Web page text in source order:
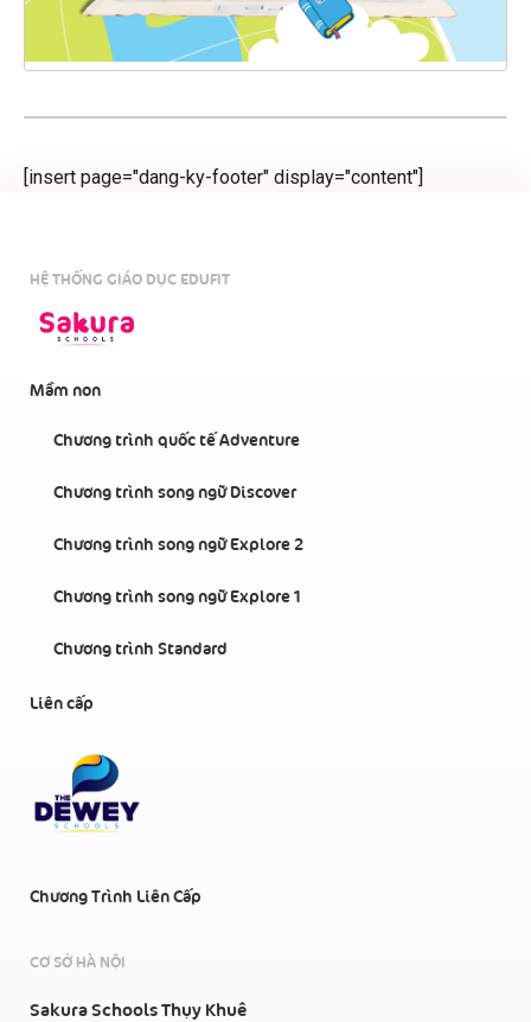
[insert page="dang-ky-footer" display="content"]
HỆ THỐNG GIÁO DỤC EDUFIT
Mầm non
Chương trình quốc tế Adventure
Chương trình song ngữ Discover
Chương trình song ngữ Explore 2
Chương trình song ngữ Explore 1
Chương trình Standard
Liên cấp
Chương Trình Liên Cấp
CƠ SỞ HÀ NỘI
Sakura Schools Thụy Khuê